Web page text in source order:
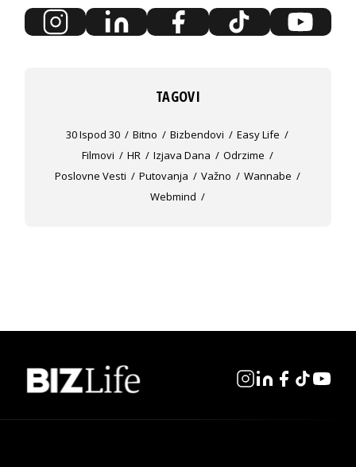
TAGOVI
30 Ispod 30 Bitno Bizbendovi
Easy Life
Filmovi
HR Izjava Dana
Odrzime
Poslovne Vesti
Putovanja Važno
Wannabe
Webmind